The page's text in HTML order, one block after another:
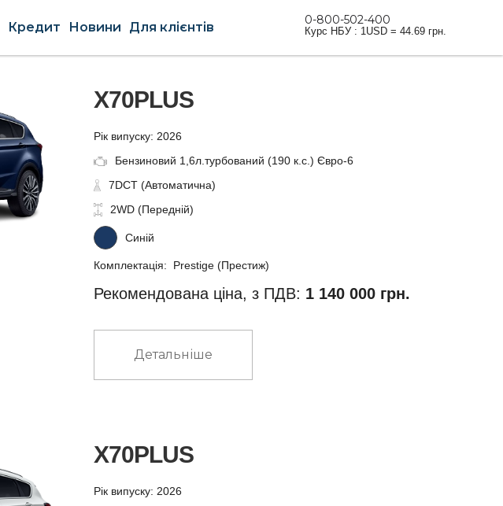
Кредит Новини Для клієнтів 0-800-502-400
Курс НБУ : 1USD = 44.69 грн.
X70PLUS
Рік випуску: 2026
Бензиновий 1,6л.турбований (190 к.с.) Євро-6
7DCT (Автоматична)
2WD (Передній)
Синій
Комплектація: Prestige (Престиж)
Рекомендована ціна, з ПДВ: 1 140 000 грн.
Детальніше
X70PLUS
Рік випуску: 2026